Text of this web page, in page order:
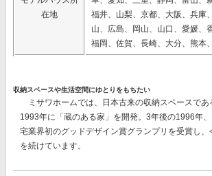
在地
福井、山梨、京都、大阪、兵庫
山、広島、岡山、山口、愛媛、
福岡、佐賀、長崎、大分、熊本
収納スペースや生活空間にゆとりをもちたい
ミサワホームでは、日本古来の収納スペースであ
1993年に「蔵のある家」を開発。3年後の1996年
宅業界初のグッドデザイン賞グランプリを受賞し、
を続けています。